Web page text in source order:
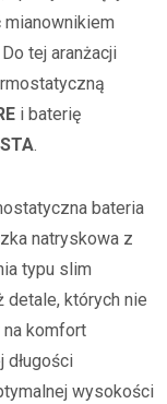
mianownikiem
tej aranżacji
i baterię
.
bateria
natryskowa z
typu slim
detale, których nie
na komfort
długości
wysokości